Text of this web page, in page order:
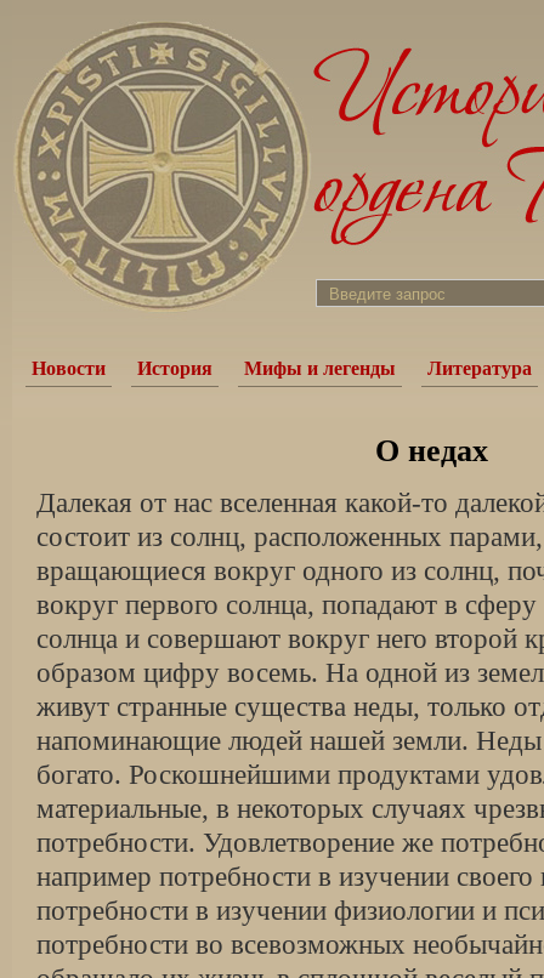
Новости История Мифы и легенды Литература
О недах
Далекая от нас вселенная какой-то
состоит из солнц, расположенных
вращающиеся вокруг одного из солнц,
вокруг первого солнца, попадают в
солнца и совершают вокруг него второй
образом цифру восемь. На одной из
живут странные существа неды, только
напоминающие людей нашей земли. Неды
богато. Роскошнейшими продуктами
материальные, в некоторых случаях
потребности. Удовлетворение же
например потребности в изучении
потребности в изучении физиологии и
потребности во всевозможных